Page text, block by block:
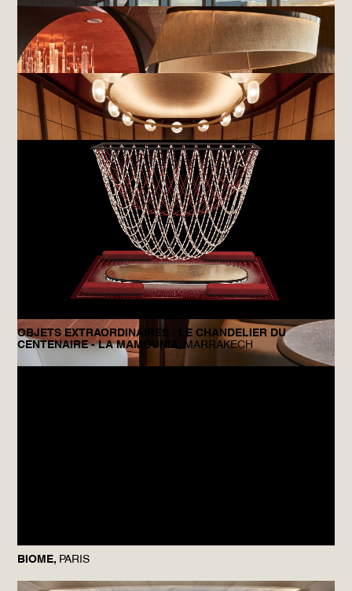
MAISON DU PEUPLE,CLICHY-LA-GARENNE
RHODANIA HOTEL, THE UNBOUND COLLECTION BY HYATT,
CRANS-MONTANA
90 CHAMPS ÉLYSÉES,PARIS
PARK HYATT TOKYO,TOKYO
INFINIMENT CHOCOLAT, PIERRE HERMÉ,PARIS
OBJETS EXTRAORDINAIRES : LE CHANDELIER DU
CENTENAIRE - LA MAMOUNIA,
MARRAKECH
BIOME, PARIS